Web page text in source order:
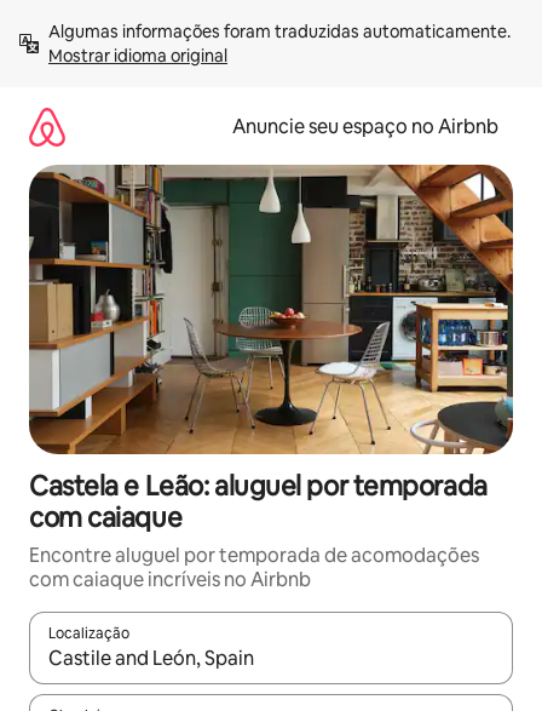
para
Mostrar idioma original
Anuncie seu espaço no Airbnb
Castela e Leão: aluguel por temporada
com caiaque
Encontre aluguel por temporada de acomodações
com caiaque incríveis no Airbnb
Localização
Quando os resultados estiverem disponíveis, explore-os